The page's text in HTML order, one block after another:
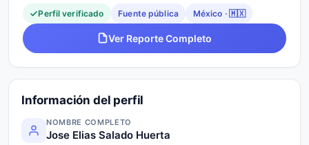
Perfil verificado Fuente pública México · 🇲🇽
Ver Reporte Completo
Información del perfil
NOMBRE COMPLETO
Jose Elias Salado Huerta